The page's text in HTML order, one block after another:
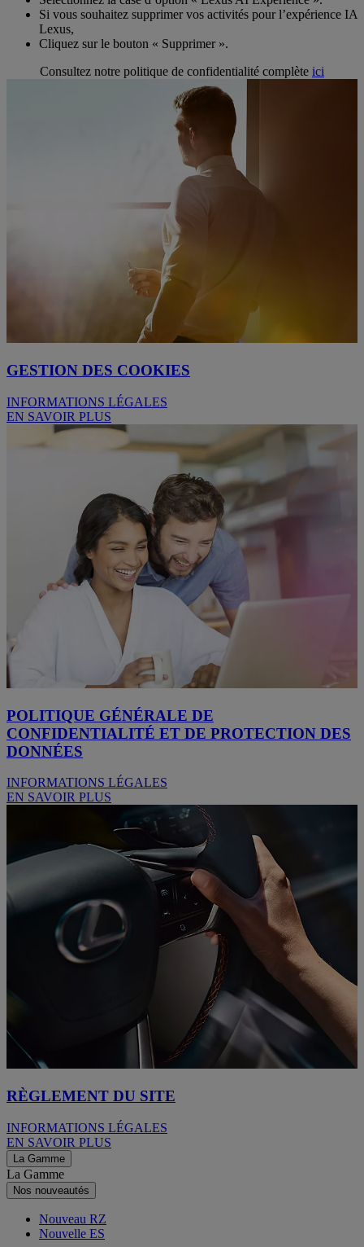
Si vous souhaitez supprimer vos activités pour l’expérience IA
Lexus,
Cliquez sur le bouton « Supprimer ».
Consultez notre politique de confidentialité complète ici
GESTION DES COOKIES
INFORMATIONS LÉGALES
EN SAVOIR PLUS
POLITIQUE GÉNÉRALE DE
CONFIDENTIALITÉ ET DE PROTECTION DES
DONNÉES
INFORMATIONS LÉGALES
EN SAVOIR PLUS
RÈGLEMENT DU SITE
INFORMATIONS LÉGALES
EN SAVOIR PLUS
La Gamme
La Gamme
Nos nouveautés
Nouveau RZ
Nouvelle ES